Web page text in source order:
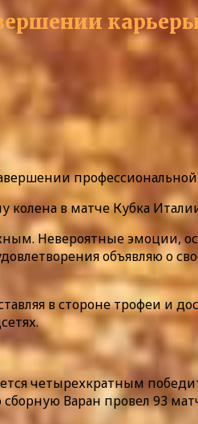
карьеры
колена в матче Кубка
Невероятные
объявляю о
в стороне трофеи и
четырехкратным
Варан провел 93